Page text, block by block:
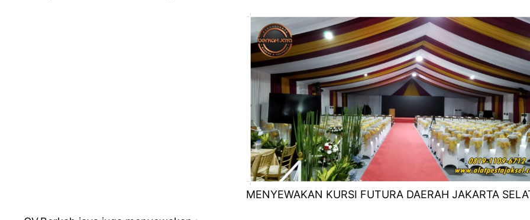
MENYEWAKAN KURSI FUTURA DAERAH JAKARTA